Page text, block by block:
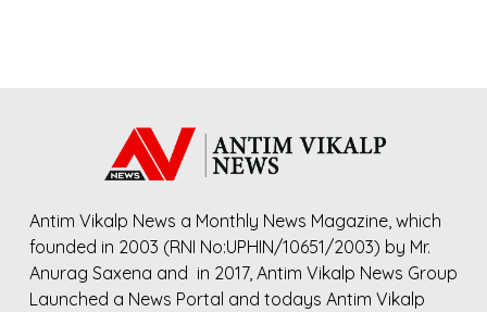
Antim Vikalp News a Monthly News Magazine, which
founded in 2003 (RNI No:UPHIN/10651/2003) by Mr.
Anurag Saxena and in 2017, Antim Vikalp News Group
Launched a News Portal and todays Antim Vikalp